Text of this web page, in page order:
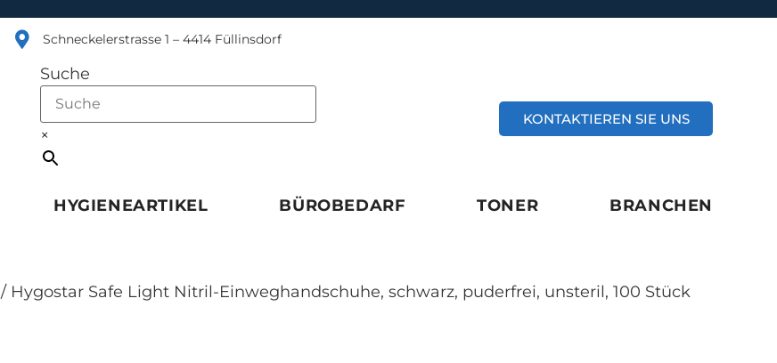
Schneckelerstrasse 1 – 4414 Füllinsdorf
Suche
×
KONTAKTIEREN SIE UNS
HYGIENEARTIKEL BÜROBEDARF TONER BRANCHEN
/ Hygostar Safe Light Nitril-Einweghandschuhe, schwarz, puderfrei, unsteril, 100 Stück